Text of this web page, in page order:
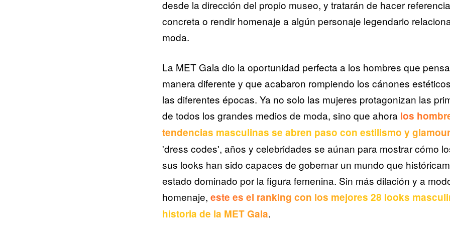
desde la dirección del propio museo, y tratarán de hacer
concreta o rendir homenaje a algún personaje legendario
moda.
La MET Gala dio la oportunidad perfecta a los hombres que
manera diferente y que acabaron rompiendo los cánones
las diferentes épocas. Ya no solo las mujeres protagonizan las
de todos los grandes medios de moda, sino que ahora los
tendencias masculinas se abren paso con estilismo y glamour
'dress codes', años y celebridades se aúnan para mostrar cómo
sus looks han sido capaces de gobernar un mundo que
estado dominado por la figura femenina. Sin más dilación y a
homenaje, este es el ranking con los mejores 28 looks
historia de la MET Gala.